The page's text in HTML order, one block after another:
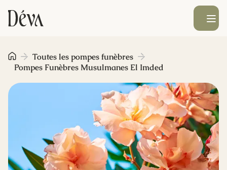
Obsèques
Prévoyance
Monument funéraire
Livraison de fleurs
Ouvrir le
Toutes les pompes funèbres
Pompes Funèbres Musulmanes El Imded